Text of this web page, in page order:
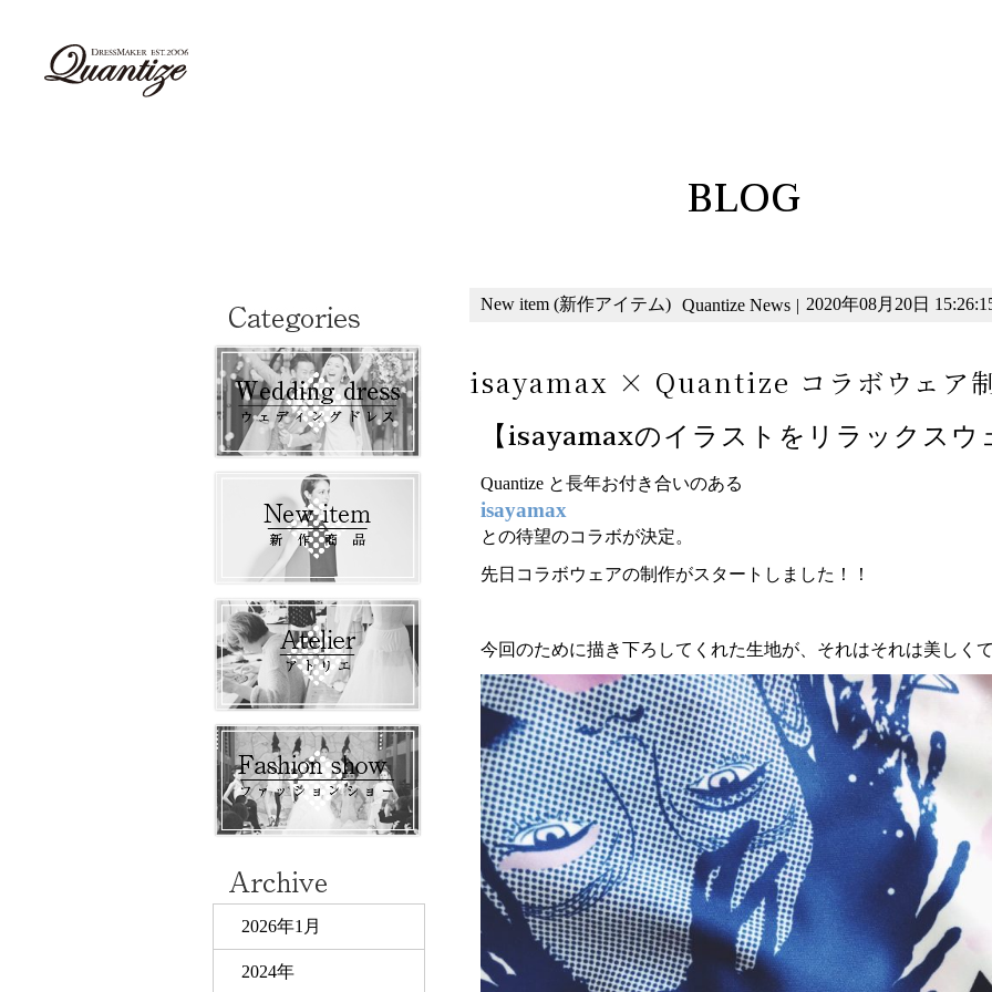
BLOG
New item (新作アイテム) Quantize News | 2020年08月20日
isayamax × Quantize コラボウェア
【isayamaxのイラストをリラックス
Quantize と長年お付き合いのある
isayamax
との待望のコラボが決定。
先日コラボウェアの制作がスタートしました！！
今回のために描き下ろしてくれた生地が、それはそれは美しく
2026年1月
2024年